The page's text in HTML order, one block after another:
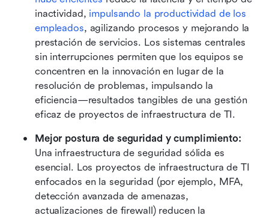
inactividad, impulsando la productividad de los
empleados, agilizando procesos y mejorando la
prestación de servicios. Los sistemas centrales
sin interrupciones permiten que los equipos se
concentren en la innovación en lugar de la
resolución de problemas, impulsando la
eficiencia—resultados tangibles de una gestión
eficaz de proyectos de infraestructura de TI.
Mejor postura de seguridad y cumplimiento:
Una infraestructura de seguridad sólida es
esencial. Los proyectos de infraestructura de TI
enfocados en la seguridad (por ejemplo, MFA,
detección avanzada de amenazas,
actualizaciones de firewall) reducen la